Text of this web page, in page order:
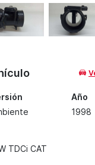
Año
1998
TDCi CAT